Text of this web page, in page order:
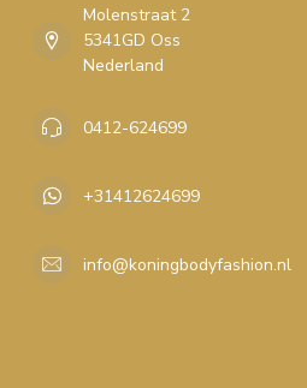
Molenstraat 2
5341GD Oss
Nederland
0412-624699
+31412624699
info@koningbodyfashion.nl